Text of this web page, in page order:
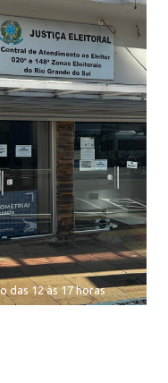
das 12 às 17 horas